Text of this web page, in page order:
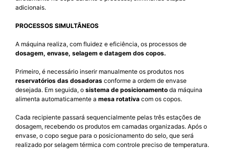
adicionais.
PROCESSOS SIMULTÂNEOS
A máquina realiza, com fluidez e eficiência, os processos de
dosagem, envase, selagem e datagem dos copos.
Primeiro, é necessário inserir manualmente os produtos nos
reservatórios das dosadoras conforme a ordem de envase
desejada. Em seguida, o sistema de posicionamento da máquina
alimenta automaticamente a mesa rotativa com os copos.
Cada recipiente passará sequencialmente pelas três estações de
dosagem, recebendo os produtos em camadas organizadas. Após o
envase, o copo segue para o posicionamento do selo, que será
realizado por selagem térmica com controle preciso de temperatura.